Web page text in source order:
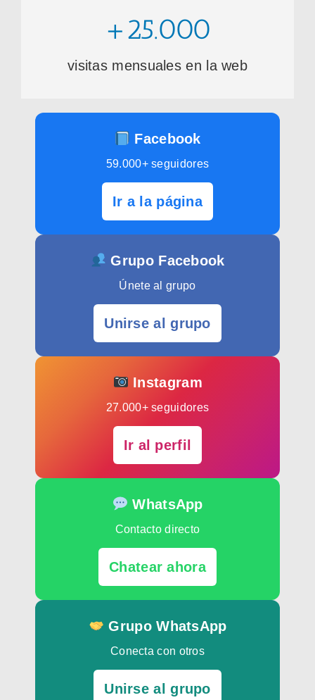
+25.000
visitas mensuales en la web
Facebook
59.000+ seguidores
Ir a la página
Grupo Facebook
Únete al grupo
Unirse al grupo
Instagram
27.000+ seguidores
Ir al perfil
WhatsApp
Contacto directo
Chatear ahora
Grupo WhatsApp
Conecta con otros
Unirse al grupo